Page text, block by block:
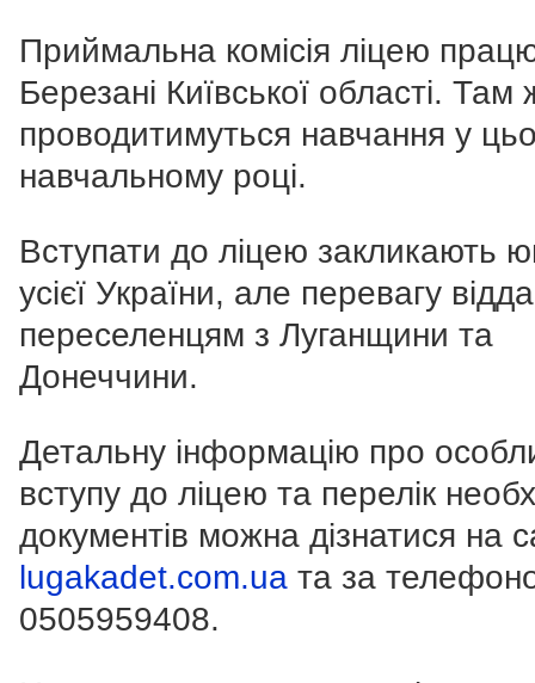
Приймальна комісія ліцею
Березані Київської області. Там
проводитимуться навчання у
навчальному році.
Вступати до ліцею закликають
усієї України, але перевагу
переселенцям з Луганщини та
Донеччини.
Детальну інформацію про
вступу до ліцею та перелік
документів можна дізнатися на
lugakadet.com.ua та за
0505959408.